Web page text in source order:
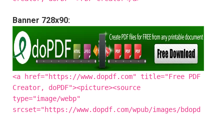
Banner 728x90:
<a href="https://www.dopdf.com" title="Free PDF
Creator, doPDF"><picture><source
type="image/webp"
srcset="https://www.dopdf.com/wpub/images/bdopd